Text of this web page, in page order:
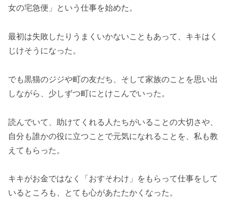
女の宅急便」という仕事を始めた。
最初は失敗したりうまくいかないこともあって、キキはく
じけそうになった。
でも黒猫のジジや町の友だち、そして家族のことを思い出
しながら、少しずつ町にとけこんでいった。
読んでいて、助けてくれる人たちがいることの大切さや、
自分も誰かの役に立つことで元気になれることを、私も教
えてもらった。
キキがお金ではなく「おすそわけ」をもらって仕事をして
いるところも、とても心があたたかくなった。